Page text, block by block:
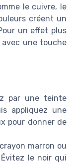
le cuivre, le
créent un
un effet plus
une touche
par une teinte
appliquez une
pour donner de
marron ou
le noir qui